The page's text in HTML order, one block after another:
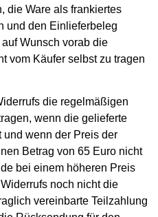
die Ware als frankiertes
und den Einlieferbeleg
Wunsch vorab die
vom Käufer selbst zu tragen
die regelmäßigen
wenn die gelieferte
und wenn der Preis der
Betrag von 65 Euro nicht
bei einem höheren Preis
noch nicht die
vereinbarte Teilzahlung